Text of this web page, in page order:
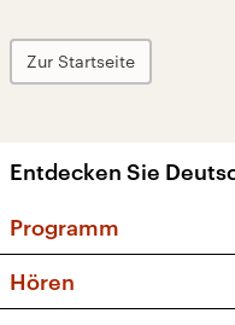
Zur Startseite
Entdecken Sie
Programm
Sendungen und
Hören